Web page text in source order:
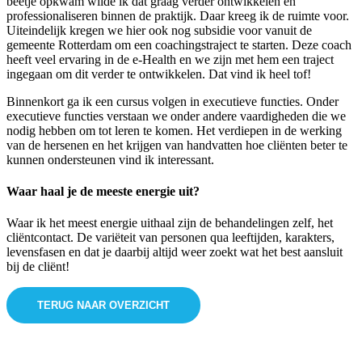
professionaliseren binnen de praktijk. Daar kreeg ik de ruimte voor.
Uiteindelijk kregen we hier ook nog subsidie voor vanuit de
gemeente Rotterdam om een coachingstraject te starten. Deze coach
heeft veel ervaring in de e-Health en we zijn met hem een traject
ingegaan om dit verder te ontwikkelen. Dat vind ik heel tof!
Binnenkort ga ik een cursus volgen in executieve functies. Onder
executieve functies verstaan we onder andere vaardigheden die we
nodig hebben om tot leren te komen. Het verdiepen in de werking
van de hersenen en het krijgen van handvatten hoe cliënten beter te
kunnen ondersteunen vind ik interessant.
Waar haal je de meeste energie uit?
Waar ik het meest energie uithaal zijn de behandelingen zelf, het
cliëntcontact. De variëteit van personen qua leeftijden, karakters,
levensfasen en dat je daarbij altijd weer zoekt wat het best aansluit
bij de cliënt!
TERUG NAAR OVERZICHT